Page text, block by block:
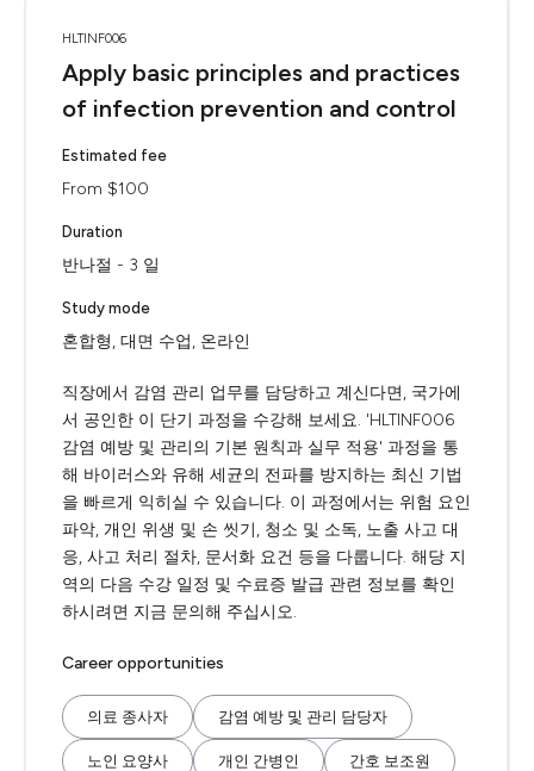
HLTINF006
Apply basic principles and practices
of infection prevention and control
Estimated fee
From $100
Duration
반나절 - 3 일
Study mode
혼합형, 대면 수업, 온라인
직장에서 감염 관리 업무를 담당하고 계신다면, 국가에
서 공인한 이 단기 과정을 수강해 보세요. 'HLTINF006
감염 예방 및 관리의 기본 원칙과 실무 적용' 과정을 통
해 바이러스와 유해 세균의 전파를 방지하는 최신 기법
을 빠르게 익히실 수 있습니다. 이 과정에서는 위험 요인
파악, 개인 위생 및 손 씻기, 청소 및 소독, 노출 사고 대
응, 사고 처리 절차, 문서화 요건 등을 다룹니다. 해당 지
역의 다음 수강 일정 및 수료증 발급 관련 정보를 확인
하시려면 지금 문의해 주십시오.
Career opportunities
의료 종사자 감염 예방 및 관리 담당자
노인 요양사 개인 간병인 간호 보조원